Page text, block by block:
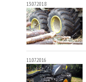
13.07.2018
11.07.2016